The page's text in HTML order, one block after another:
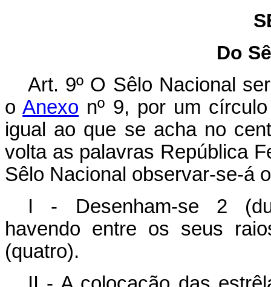
Do
Art. 9º O Sêlo Nacional
oAnexo nº 9, por um
igual ao que se acha no
volta as palavras República
Sêlo Nacional observar-se-á
I - Desenham-se 2
havendo entre os seus
(quatro).